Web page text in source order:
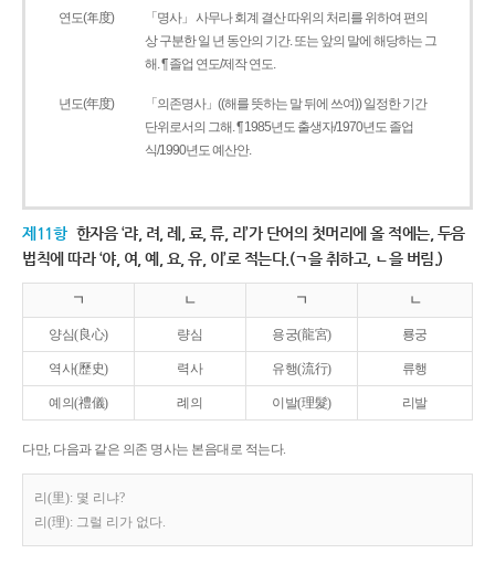
연도(年度)
「명사」 사무나 회계 결산 따위의 처리를 위하여 편의
상 구분한 일 년 동안의 기간. 또는 앞의 말에 해당하는 그
해. ¶ 졸업 연도/제작 연도.
년도(年度)
「의존명사」((해를 뜻하는 말 뒤에 쓰여)) 일정한 기간
단위로서의 그해. ¶ 1985년도 출생자/1970년도 졸업
식/1990년도 예산안.
제11항 한자음 ‘랴, 려, 례, 료, 류, 리’가 단어의 첫머리에 올 적에는, 두음
법칙에 따라 ‘야, 여, 예, 요, 유, 이’로 적는다.(ㄱ을 취하고, ㄴ을 버림.)
ㄱ ㄴ ㄱ ㄴ
양심(良心) 량심 용궁(龍宮) 룡궁
역사(歷史) 력사 유행(流行) 류행
예의(禮儀) 례의 이발(理髮) 리발
다만, 다음과 같은 의존 명사는 본음대로 적는다.
리(里): 몇 리냐?
리(理): 그럴 리가 없다.